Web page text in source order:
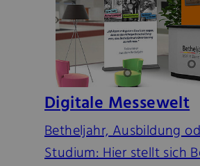
Digitale Messewelt
Betheljahr, Ausbildung
Studium: Hier stellt sich